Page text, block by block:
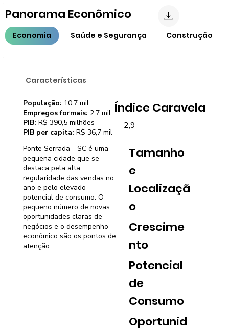
Características
Ponte Serrada - SC é uma
pequena cidade que se
destaca pela alta
regularidade das vendas no
ano e pelo elevado
potencial de consumo. O
pequeno número de novas
oportunidades claras de
negócios e o desempenho
econômico são os pontos de
atenção.
Índice Caravela
2,9
Tamanho
e
Localizaçã
o
Crescime
nto
Potencial
de
Consumo
Oportunid
População: 10,7 mil
Empregos formais: 2,7 mil
PIB: R$ 390,5 milhões
PIB per capita: R$ 36,7 mil
Economia Saúde e Segurança Construção
Panorama Econômico